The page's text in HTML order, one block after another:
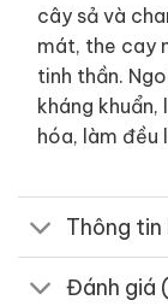
cây sả và
mát, the cay
tinh thần.
kháng
hóa, làm đều
Thông tin
Đánh giá